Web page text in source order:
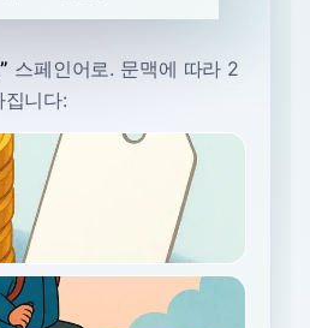
” 스페인어로. 문맥에 따라 2
니다: